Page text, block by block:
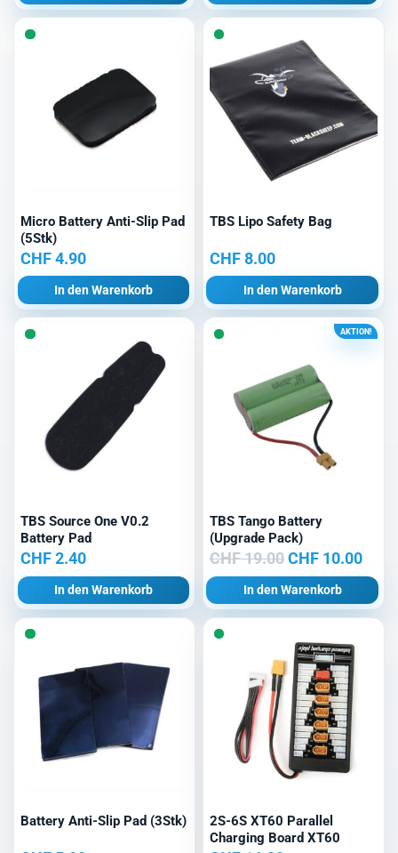
Micro Battery Anti-Slip Pad
(5Stk)
CHF4.90
In den Warenkorb
TBS Lipo Safety Bag
CHF8.00
In den Warenkorb
TBS Source One V0.2
Battery Pad
CHF2.40
In den Warenkorb
AKTION!
TBS Tango Battery
(Upgrade Pack)
CHF19.00 Ursprünglicher
Preis
war:
CHF10.00
ist:
In den Warenkorb
Battery Anti-Slip Pad (3Stk)
2S-6S XT60 Parallel
Charging Board XT60